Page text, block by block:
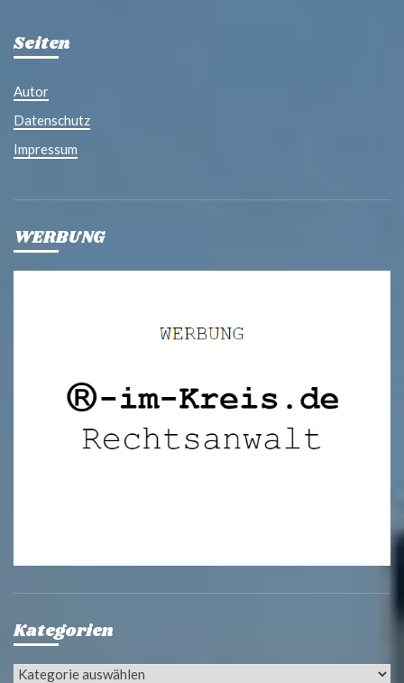
Seiten
Autor
Datenschutz
Impressum
WERBUNG
Kategorien
Kategorien